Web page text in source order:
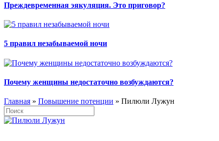
Преждевременная эякуляция. Это приговор?
5 правил незабываемой ночи
Почему женщины недостаточно возбуждаются?
Главная » Повышение потенции » Пилюли Лужун